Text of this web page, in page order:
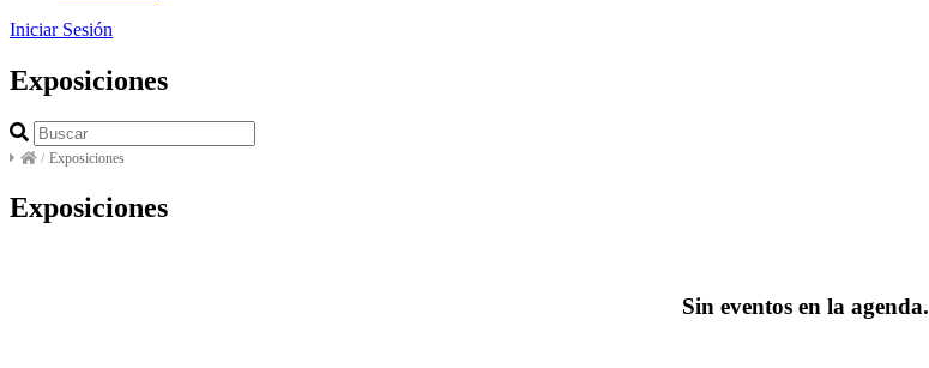
Iniciar Sesión
Exposiciones
/ Exposiciones
Exposiciones
Sin eventos en la agenda.